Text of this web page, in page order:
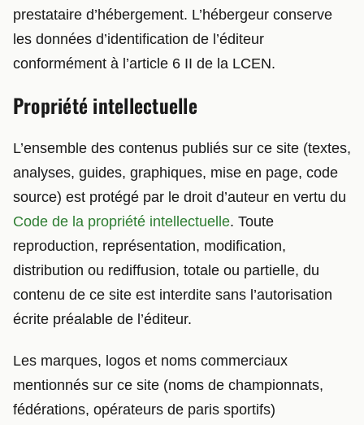
prestataire d’hébergement. L’hébergeur conserve
les données d’identification de l’éditeur
conformément à l’article 6 II de la LCEN.
Propriété intellectuelle
L’ensemble des contenus publiés sur ce site (textes,
analyses, guides, graphiques, mise en page, code
source) est protégé par le droit d’auteur en vertu du
Code de la propriété intellectuelle. Toute
reproduction, représentation, modification,
distribution ou rediffusion, totale ou partielle, du
contenu de ce site est interdite sans l’autorisation
écrite préalable de l’éditeur.
Les marques, logos et noms commerciaux
mentionnés sur ce site (noms de championnats,
fédérations, opérateurs de paris sportifs)